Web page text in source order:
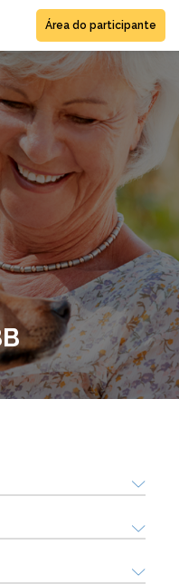
Área do participante